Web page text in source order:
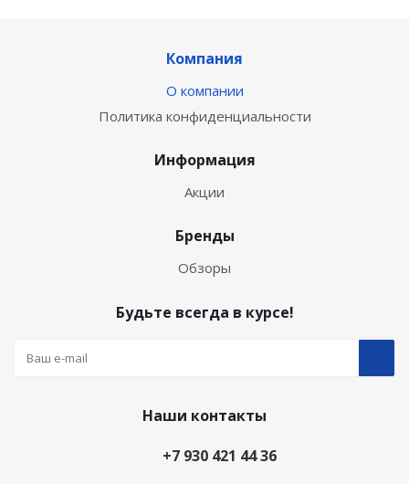
Компания
О компании
Политика конфиденциальности
Информация
Акции
Бренды
Обзоры
Будьте всегда в курсе!
Наши контакты
+7 930 421 44 36